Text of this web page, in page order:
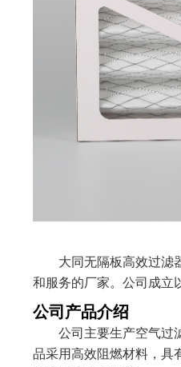
大同无隔板高效过滤
和服务的厂家。公司成立
公司产品介绍
公司主要生产空气过
品采用高效阻燃材料，具